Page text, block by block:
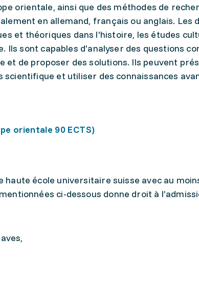
orientale, ainsi que des méthodes de
en allemand, français ou anglais. Les
et théoriques dans l'histoire, les études
Ils sont capables d'analyser des questions
et de proposer des solutions. Ils peuvent
et utiliser des connaissances
orientale 90 ECTS)
haute école universitaire suisse avec au
ci-dessous donne droit à